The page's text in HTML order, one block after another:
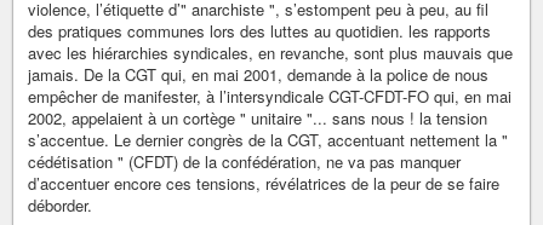
violence, l’étiquette d’" anarchiste ", s’estompent peu à peu, au fil
des pratiques communes lors des luttes au quotidien. les rapports
avec les hiérarchies syndicales, en revanche, sont plus mauvais que
jamais. De la CGT qui, en mai 2001, demande à la police de nous
empêcher de manifester, à l’intersyndicale CGT-CFDT-FO qui, en mai
2002, appelaient à un cortège " unitaire "... sans nous ! la tension
s’accentue. Le dernier congrès de la CGT, accentuant nettement la "
cédétisation " (CFDT) de la confédération, ne va pas manquer
d’accentuer encore ces tensions, révélatrices de la peur de se faire
déborder.